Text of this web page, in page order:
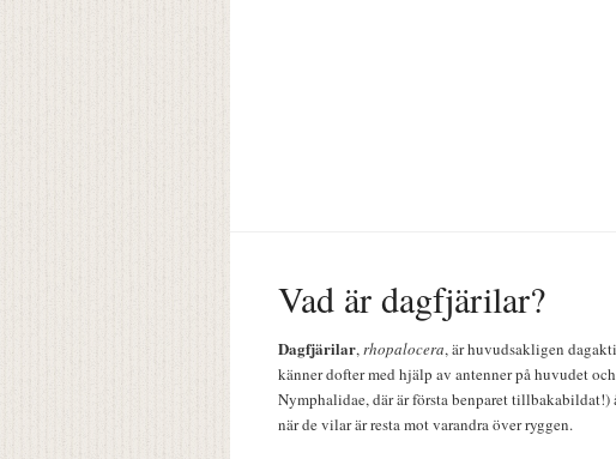
Vad är dagfjärilar?
Dagfjärilar,rhopalocera, är huvudsakligen
känner dofter med hjälp av antenner på huvudet
Nymphalidae, där är första benparet tillbakabildat!)
när de vilar är resta mot varandra över ryggen.